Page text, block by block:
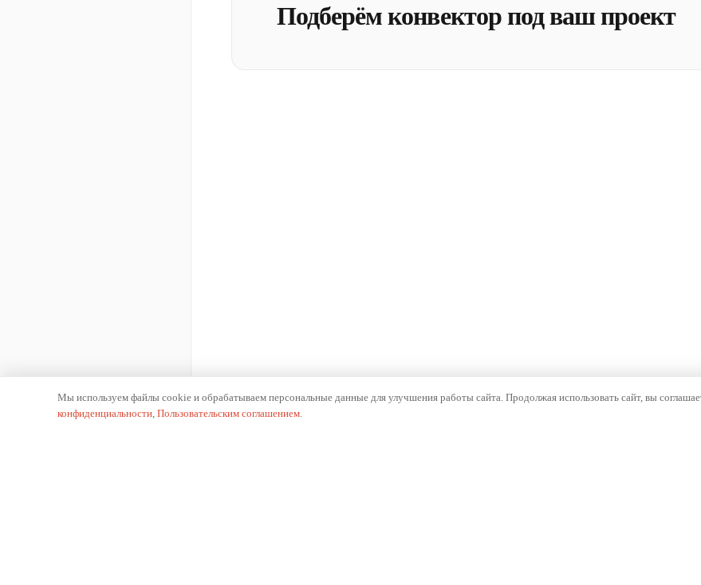
Подберём конвектор под ваш проект
Мы используем файлы cookie и обрабатываем персональные данные для улучшения работы сайта. Продолжая использовать сайт, вы
конфиденциальности, Пользовательским соглашением.